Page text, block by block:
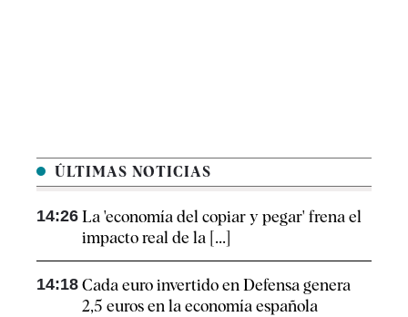
ÚLTIMAS NOTICIAS
14:26 La 'economía del copiar y pegar' frena el
impacto real de la [...]
14:18 Cada euro invertido en Defensa genera
2,5 euros en la economía española